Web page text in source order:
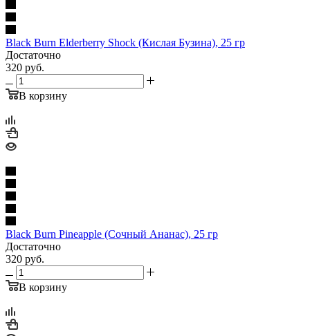
Black Burn Elderberry Shock (Кислая Бузина), 25 гр
Достаточно
320 руб.
В корзину
Black Burn Pineapple (Сочный Ананас), 25 гр
Достаточно
320 руб.
В корзину